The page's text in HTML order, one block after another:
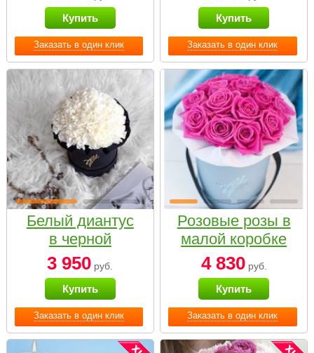
Заказать в один клик
коробке Small
Купить
Заказать в один клик
черной коробке
Small
Купить
Заказать в один клик
Белый диантус
в черной
коробке Small
3 950 руб.
Купить
Заказать в один клик
Розовые розы в
малой коробке
4 830руб.
Купить